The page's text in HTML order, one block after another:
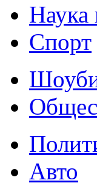
Наука
Спорт
Авто